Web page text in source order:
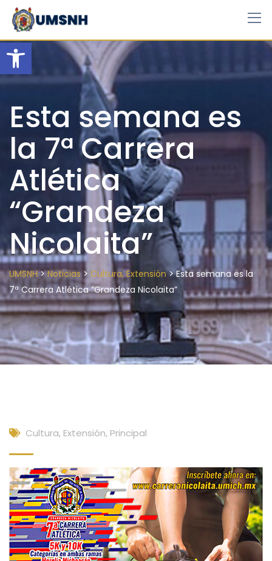
Open toolbar
Skip
content
Esta semana es
la 7ª Carrera
Atlética
“Grandeza
Nicolaita”
UMSNH>Noticias> Cultura, Extensión>Esta semana es la
7ª Carrera Atlética “Grandeza Nicolaita”
Cultura, Extensión, Principal